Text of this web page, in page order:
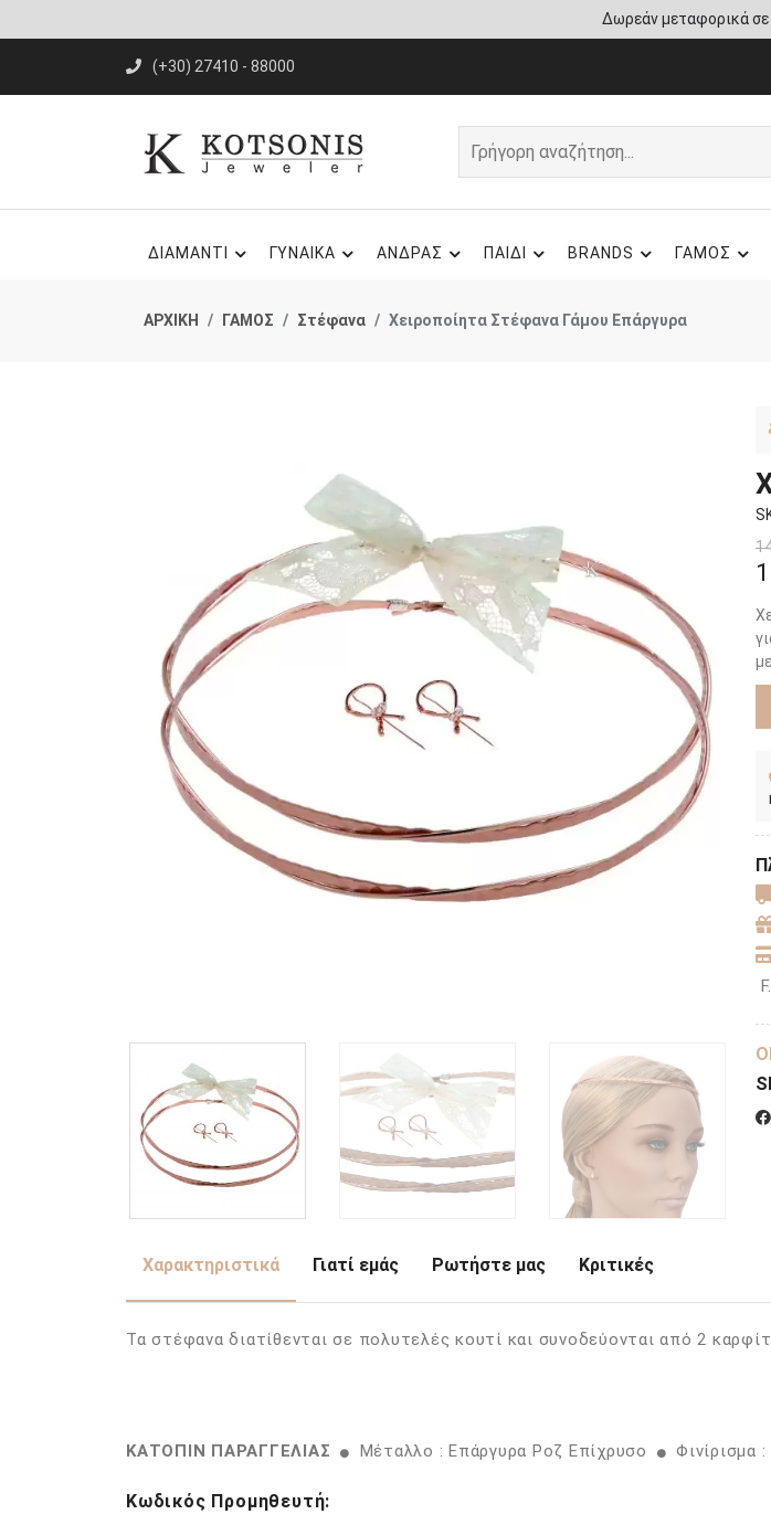
Άμεση παράδοση -
(+30) 27410 - 88000
ΔΙΑΜΑΝΤΙ ΓΥΝΑΙΚΑ ΑΝΔΡΑΣ ΠΑΙΔΙ BRANDS ΓΑΜΟΣ
ΑΡΧΙΚΗ ΓΑΜΟΣ Στέφανα Χειροποίητα Στέφανα Γάμου Επάργυρα
Χαρακτηριστικά Γιατί εμάς Ρωτήστε μας Κριτικές
Τα στέφανα διατίθενται σε πολυτελές κουτί και συνοδεύονται από 2
ΚΑΤΟΠΙΝ ΠΑΡΑΓΓΕΛΙΑΣ Μέταλλο : Επάργυρα Ροζ Επίχρυσο Φινίρισμα
Κωδικός Προμηθευτή: